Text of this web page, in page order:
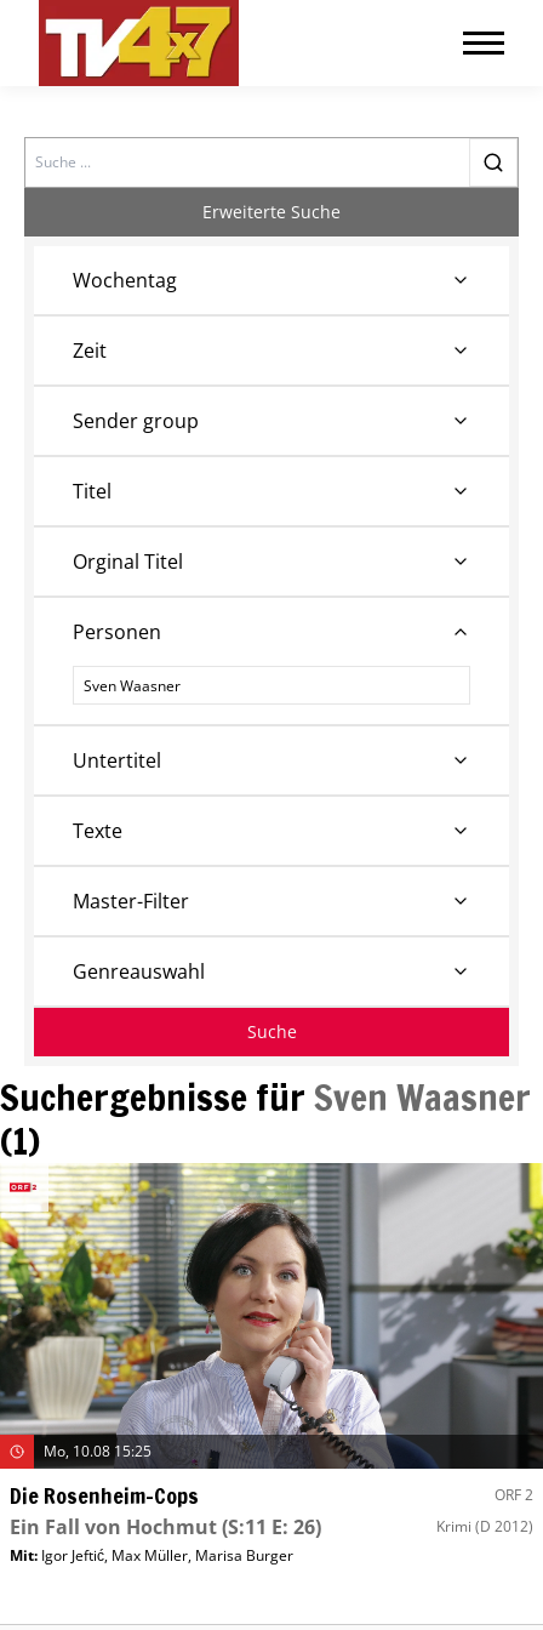
Search
Suchergebnisse fürSven Waasner
(1)
Mo, 10.08 15:25
Die Rosenheim-Cops ORF 2
Ein Fall von Hochmut(S:11 E: 26) Krimi (D 2012)
Mit: Igor Jeftić, Max Müller, Marisa Burger
Erweiterte Suche
Wochentag
Zeit
Sender group
Titel
Orginal Titel
Personen
Personen
Untertitel
Texte
Master-Filter
Genreauswahl
Suche